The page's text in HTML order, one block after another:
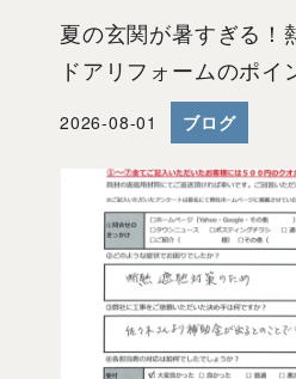
夏の玄関が暑すぎる！
ドアリフォームのポイ
投稿日
2026-08-01 ブログ